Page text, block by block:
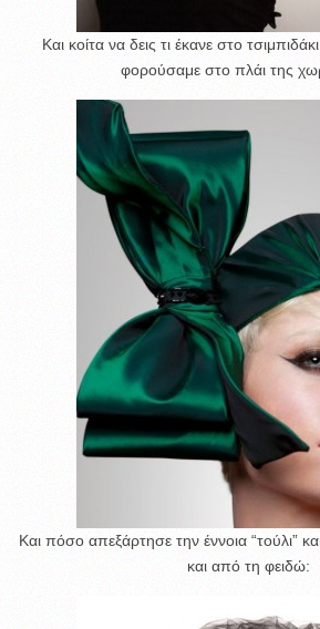
Και κοίτα να δεις τι έκανε στο
φορούσαμε στο πλάι της
Και πόσο απεξάρτησε την έννοια “τούλι”
και από τη φειδώ: